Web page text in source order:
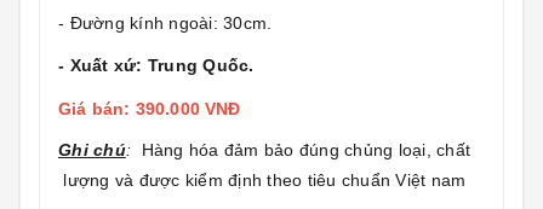
- Đường kính ngoài: 30cm.
- Xuất xứ: Trung Quốc.
Giá bán: 390.000 VNĐ
Ghi chú: Hàng hóa đảm bảo đúng chủng loại, chất
lượng và được kiểm định theo tiêu chuẩn Việt nam